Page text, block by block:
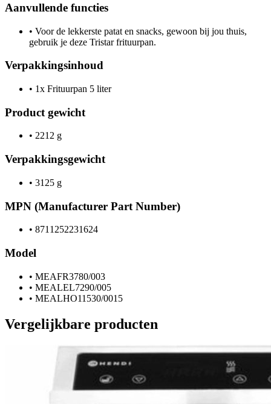
Aanvullende functies
• Voor de lekkerste patat en snacks, gewoon bij jou thuis,
gebruik je deze Tristar frituurpan.
Verpakkingsinhoud
• 1x Frituurpan 5 liter
Product gewicht
• 2212 g
Verpakkingsgewicht
• 3125 g
MPN (Manufacturer Part Number)
• 8711252231624
Model
• MEAFR3780/003
• MEALEL7290/005
• MEALHO11530/0015
Vergelijkbare producten